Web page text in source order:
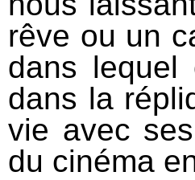
rêve ou un
dans lequel
dans la
vie avec
du cinéma